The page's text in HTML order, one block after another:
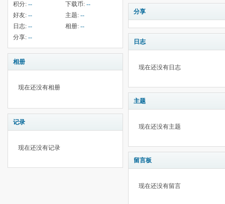
积分: -- 下载币: --
好友: -- 主题: --
日志: -- 相册: --
分享: --
相册
现在还没有相册
记录
现在还没有记录
分享
日志
现在还没有日志
主题
现在还没有主题
留言板
现在还没有留言